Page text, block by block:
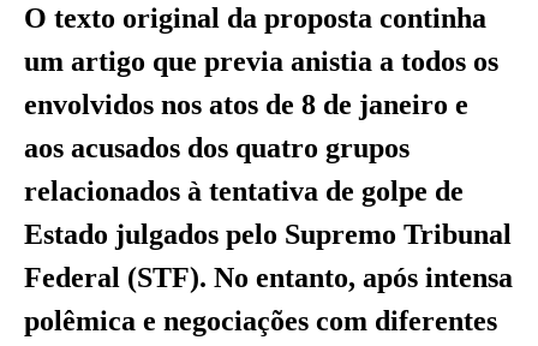
O texto original da proposta continha
um artigo que previa anistia a todos os
envolvidos nos atos de 8 de janeiro e
aos acusados dos quatro grupos
relacionados à tentativa de golpe de
Estado julgados pelo Supremo Tribunal
Federal (STF). No entanto, após intensa
polêmica e negociações com diferentes